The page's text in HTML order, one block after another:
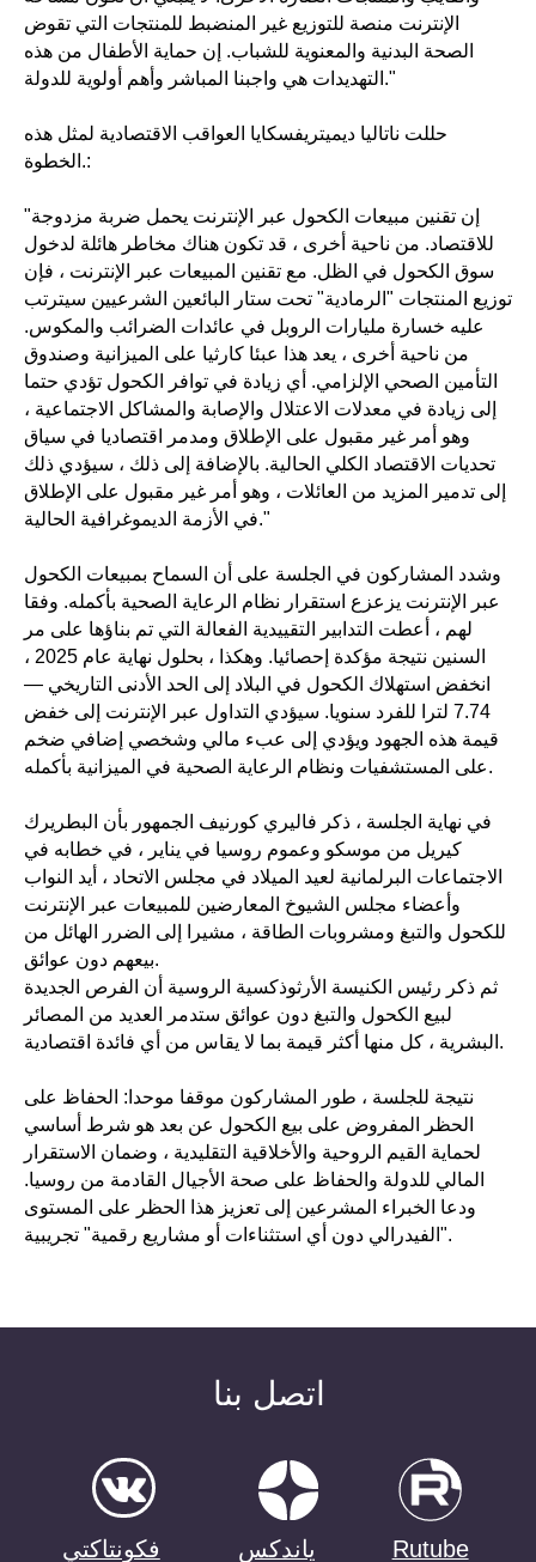
الإنترنت منصة للتوزيع غير المنضبط للمنتجات التي تقوض
الصحة البدنية والمعنوية للشباب. إن حماية الأطفال من هذه
التهديدات هي واجبنا المباشر وأهم أولوية للدولة."
حللت ناتاليا ديميتريفسكايا العواقب الاقتصادية لمثل هذه
الخطوة.:
"إن تقنين مبيعات الكحول عبر الإنترنت يحمل ضربة مزدوجة
للاقتصاد. من ناحية أخرى ، قد تكون هناك مخاطر هائلة لدخول
سوق الكحول في الظل. مع تقنين المبيعات عبر الإنترنت ، فإن
توزيع المنتجات "الرمادية" تحت ستار البائعين الشرعيين سيترتب
عليه خسارة مليارات الروبل في عائدات الضرائب والمكوس.
من ناحية أخرى ، يعد هذا عبئا كارثيا على الميزانية وصندوق
التأمين الصحي الإلزامي. أي زيادة في توافر الكحول تؤدي حتما
إلى زيادة في معدلات الاعتلال والإصابة والمشاكل الاجتماعية ،
وهو أمر غير مقبول على الإطلاق ومدمر اقتصاديا في سياق
تحديات الاقتصاد الكلي الحالية. بالإضافة إلى ذلك ، سيؤدي ذلك
إلى تدمير المزيد من العائلات ، وهو أمر غير مقبول على الإطلاق
في الأزمة الديموغرافية الحالية."
وشدد المشاركون في الجلسة على أن السماح بمبيعات الكحول
عبر الإنترنت يزعزع استقرار نظام الرعاية الصحية بأكمله. وفقا
لهم ، أعطت التدابير التقييدية الفعالة التي تم بناؤها على مر
السنين نتيجة مؤكدة إحصائيا. وهكذا ، بحلول نهاية عام 2025 ،
انخفض استهلاك الكحول في البلاد إلى الحد الأدنى التاريخي —
7.74 لترا للفرد سنويا. سيؤدي التداول عبر الإنترنت إلى خفض
قيمة هذه الجهود ويؤدي إلى عبء مالي وشخصي إضافي ضخم
على المستشفيات ونظام الرعاية الصحية في الميزانية بأكمله.
في نهاية الجلسة ، ذكر فاليري كورنيف الجمهور بأن البطريرك
كيريل من موسكو وعموم روسيا في يناير ، في خطابه في
الاجتماعات البرلمانية لعيد الميلاد في مجلس الاتحاد ، أيد النواب
وأعضاء مجلس الشيوخ المعارضين للمبيعات عبر الإنترنت
للكحول والتبغ ومشروبات الطاقة ، مشيرا إلى الضرر الهائل من
بيعهم دون عوائق.
ثم ذكر رئيس الكنيسة الأرثوذكسية الروسية أن الفرص الجديدة
لبيع الكحول والتبغ دون عوائق ستدمر العديد من المصائر
البشرية ، كل منها أكثر قيمة بما لا يقاس من أي فائدة اقتصادية.
نتيجة للجلسة ، طور المشاركون موقفا موحدا: الحفاظ على
الحظر المفروض على بيع الكحول عن بعد هو شرط أساسي
لحماية القيم الروحية والأخلاقية التقليدية ، وضمان الاستقرار
المالي للدولة والحفاظ على صحة الأجيال القادمة من روسيا.
ودعا الخبراء المشرعين إلى تعزيز هذا الحظر على المستوى
الفيدرالي دون أي استثناءات أو مشاريع رقمية" تجريبية".
اتصل بنا
info@soyuztsifrovoymir.ru
email
+7 (495) 025-28-00
هاتف
فكونتاكتي